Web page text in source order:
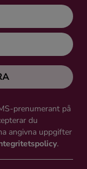
prenumerant på
du
angivna uppgifter
.